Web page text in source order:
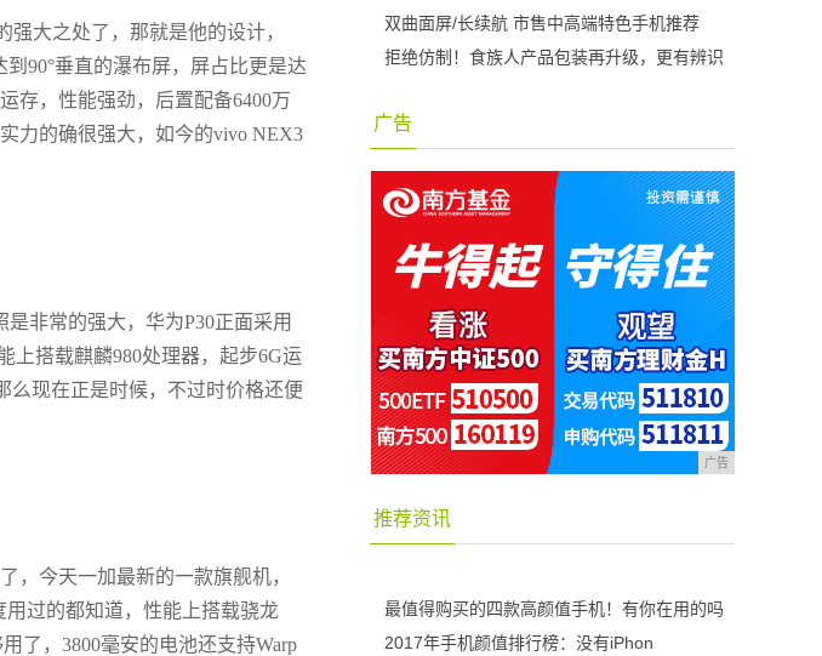
大之处了，那就是他的设计，
90°垂直的瀑布屏，屏占比更是达
存，性能强劲，后置配备6400万
力的确很强大，如今的vivo NEX3
非常的强大，华为P30正面采用
上搭载麒麟980处理器，起步6G运
么现在正是时候，不过时价格还便
，今天一加最新的一款旗舰机，
过的都知道，性能上搭载骁龙
了，3800毫安的电池还支持Warp
双曲面屏/长续航 市售中高端特色手机推荐
拒绝仿制！食族人产品包装再升级，更有辨识
广告
广告
推荐资讯
最值得购买的四款高颜值手机！有你在用的吗
2017年手机颜值排行榜：没有iPhon